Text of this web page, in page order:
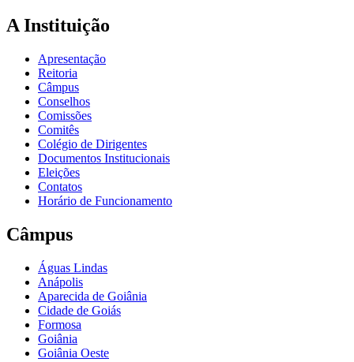
A Instituição
Apresentação
Reitoria
Câmpus
Conselhos
Comissões
Comitês
Colégio de Dirigentes
Documentos Institucionais
Eleições
Contatos
Horário de Funcionamento
Câmpus
Águas Lindas
Anápolis
Aparecida de Goiânia
Cidade de Goiás
Formosa
Goiânia
Goiânia Oeste